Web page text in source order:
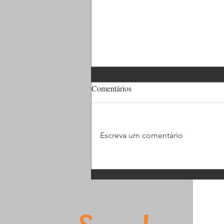
Chegando a mil metros de cabo
de aço, finalizamos mais um
Comentários
Escreva um comentário